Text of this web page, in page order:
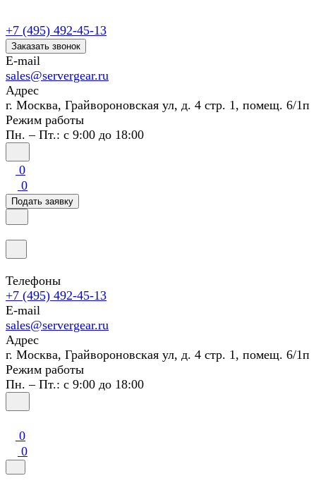
+7 (495) 492-45-13
Заказать звонок
E-mail
sales@servergear.ru
Адрес
г. Москва, Грайвороновская ул, д. 4 стр. 1, помещ. 6/1п
Режим работы
Пн. – Пт.: с 9:00 до 18:00
0
0
Подать заявку
Телефоны
+7 (495) 492-45-13
E-mail
sales@servergear.ru
Адрес
г. Москва, Грайвороновская ул, д. 4 стр. 1, помещ. 6/1п
Режим работы
Пн. – Пт.: с 9:00 до 18:00
0
0